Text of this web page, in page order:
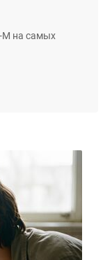
М на самых